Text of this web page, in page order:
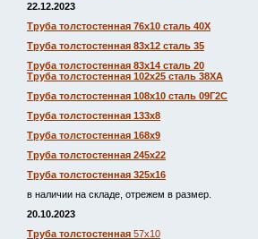
22.12.2023
Труба толстостенная 76х10 сталь 40Х
Труба толстостенная 83х12 сталь 35
Труба толстостенная 83х14 сталь 20
Труба толстостенная 102х25 сталь 38ХА
Труба толстостенная 108х10 сталь 09Г2С
Труба толстостенная 133х8
Труба толстостенная 168х9
Труба толстостенная 245х22
Труба толстостенная 325х16
в наличии на складе, отрежем в размер.
20.10.2023
Труба толстостенная 57х10